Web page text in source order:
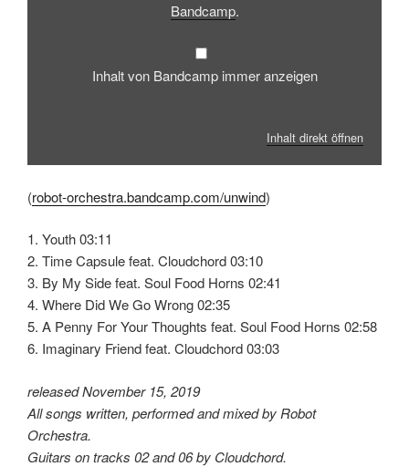
Bandcamp.
Inhalt von Bandcamp immer anzeigen
Inhalt direkt öffnen
(robot-orchestra.bandcamp.com/unwind)
1. Youth 03:11
2. Time Capsule feat. Cloudchord 03:10
3. By My Side feat. Soul Food Horns 02:41
4. Where Did We Go Wrong 02:35
5. A Penny For Your Thoughts feat. Soul Food Horns 02:58
6. Imaginary Friend feat. Cloudchord 03:03
released November 15, 2019
All songs written, performed and mixed by Robot
Orchestra.
Guitars on tracks 02 and 06 by Cloudchord.